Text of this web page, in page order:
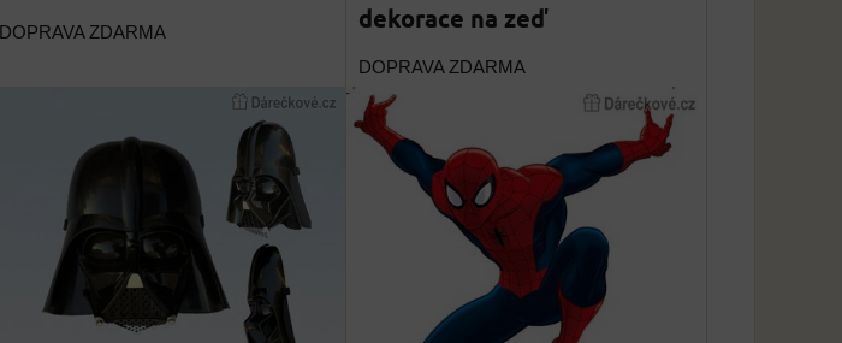
DOPRAVA ZDARMA
dekorace na zeď
DOPRAVA ZDARMA